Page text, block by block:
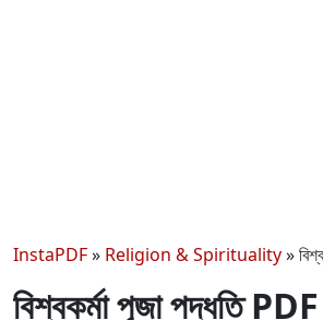
InstaPDF» Religion & Spirituality»
বিশ্বকর্মা পূজা পদ্ধতি PDF